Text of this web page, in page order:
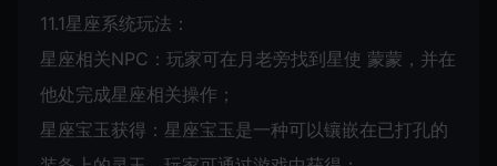
11.1星座系统玩法：
星座相关NPC：玩家可在月老旁找到星使 蒙蒙，并在
他处完成星座相关操作；
星座宝玉获得：星座宝玉是一种可以镶嵌在已打孔的